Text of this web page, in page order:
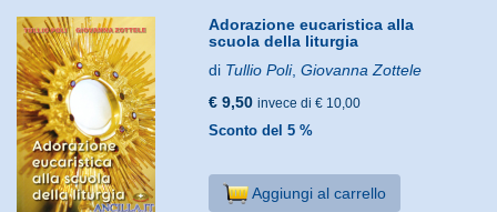
Adorazione eucaristica alla
scuola della liturgia
di Tullio Poli,Giovanna Zottele
€ 9,50 invece di € 10,00
Sconto del 5 %
Aggiungi al carrello